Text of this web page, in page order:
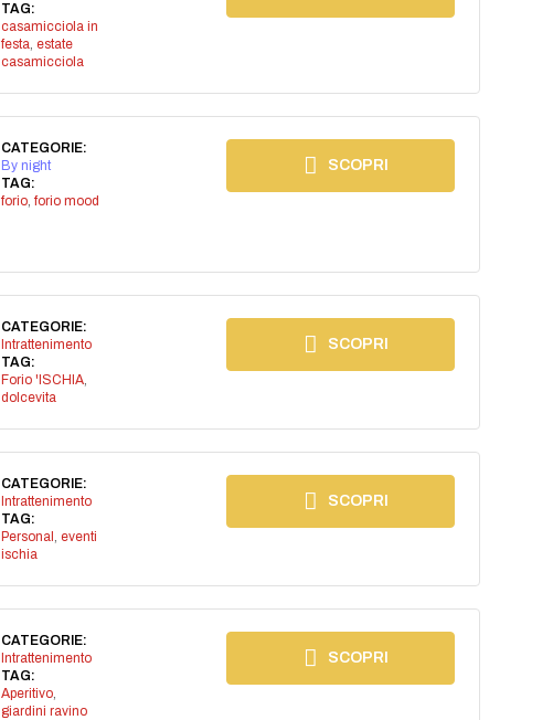
TAG:
casamicciola in
festa, estate
casamicciola
CATEGORIE:
By night
TAG:
forio, forio mood
SCOPRI
CATEGORIE:
Intrattenimento
TAG:
Forio 'ISCHIA,
dolcevita
SCOPRI
CATEGORIE:
Intrattenimento
TAG:
Personal , eventi
ischia
SCOPRI
CATEGORIE:
Intrattenimento
TAG:
Aperitivo,
giardini ravino
SCOPRI